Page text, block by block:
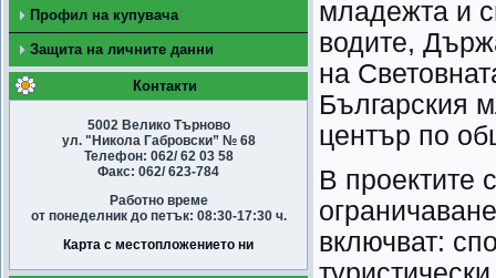
Профил на купувача
Защита на личните данни
Контакти
5002 Велико Търново
ул. "Никола Габровски” № 68
Телефон: 062/ 62 03 58
Факс: 062/ 623-784
Работно време
от понеделник до петък: 08:30-17:30 ч.
Карта с местопложението ни
младежта и
водите,
на
Българския
център по
В проектите
включват: